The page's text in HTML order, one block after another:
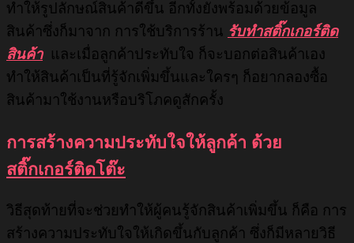
ทำให้รูปลักษณ์สินค้าดีขึ้น อีกทั้งยังพร้อมด้วยข้อมูล
สินค้าซึ่งก็มาจาก การใช้บริการร้าน รับทำสติ๊กเกอร์ติด
สินค้า และเมื่อลูกค้าประทับใจ ก็จะบอกต่อสินค้าเอง
ทำให้สินค้าเป็นที่รู้จักเพิ่มขึ้นและใครๆ ก็อยากลองซื้อ
สินค้ามาใช้งานหรือบริโภคดูสักครั้ง
การสร้างความประทับใจให้ลูกค้า ด้วย
สติ๊กเกอร์ติดโต๊ะ
วิธีสุดท้ายที่จะช่วยทำให้ผู้คนรู้จักสินค้าเพิ่มขึ้น ก็คือ การ
สร้างความประทับใจให้เกิดขึ้นกับลูกค้า ซึ่งก็มีหลายวิธี